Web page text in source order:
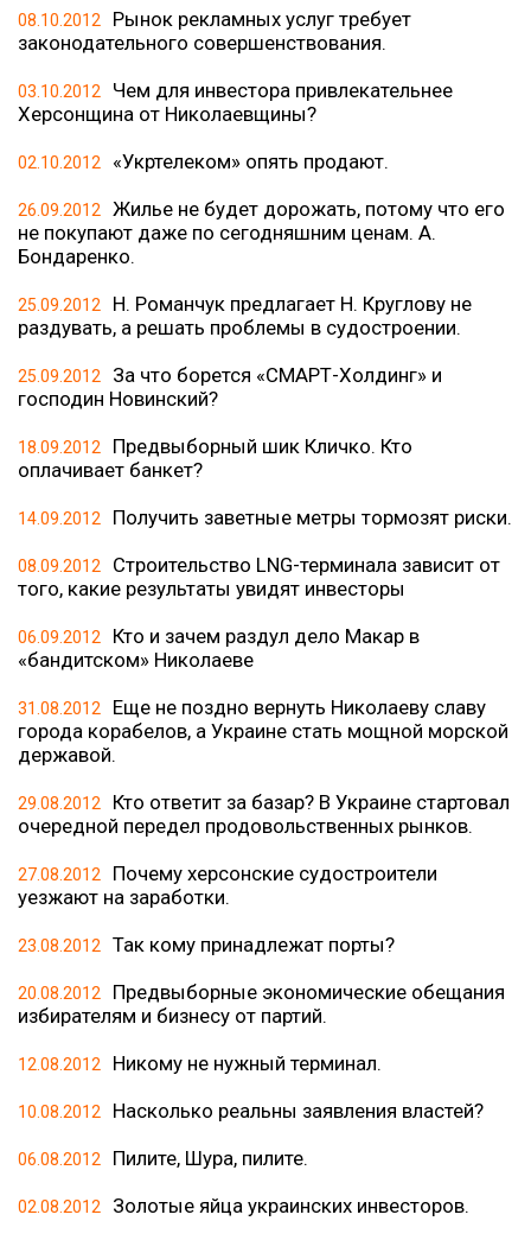
08.10.2012
Рынок рекламных услуг требует
законодательного совершенствования.
03.10.2012
Чем для инвестора привлекательнее
Херсонщина от Николаевщины?
02.10.2012 «Укртелеком» опять продают.
26.09.2012
Жилье не будет дорожать, потому что его
не покупают даже по сегодняшним ценам. А.
Бондаренко.
25.09.2012
Н. Романчук предлагает Н. Круглову не
раздувать, а решать проблемы в судостроении.
25.09.2012
За что борется «СМАРТ-Холдинг» и
господин Новинский?
18.09.2012
Предвыборный шик Кличко. Кто
оплачивает банкет?
14.09.2012 Получить заветные метры тормозят риски.
08.09.2012
Строительство LNG-терминала зависит от
того, какие результаты увидят инвесторы
06.09.2012
Кто и зачем раздул дело Макар в
«бандитском» Николаеве
31.08.2012
Еще не поздно вернуть Николаеву славу
города корабелов, а Украине стать мощной морской
державой.
29.08.2012
Кто ответит за базар? В Украине стартовал
очередной передел продовольственных рынков.
27.08.2012
Почему херсонские судостроители
уезжают на заработки.
23.08.2012 Так кому принадлежат порты?
20.08.2012
Предвыборные экономические обещания
избирателям и бизнесу от партий.
12.08.2012 Никому не нужный терминал.
10.08.2012 Насколько реальны заявления властей?
06.08.2012 Пилите, Шура, пилите.
02.08.2012 Золотые яйца украинских инвесторов.